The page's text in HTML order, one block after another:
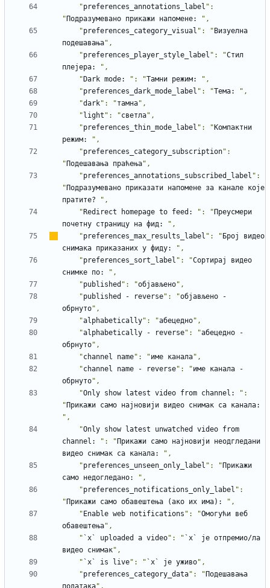
    "
preferences_annotations_label ":
" Подразумевано прикажи напомене:
    "
preferences_category_visual ": " Визуелна
подешавања
    "
preferences_player_style_label ": "Стил
плејера:
    "
Dark mode: ": "Тамни режим:
    "
preferences_dark_mode_label ": "Тема:
    "
dark": "тамна
    "
light ": "светла
    "
preferences_thin_mode_label ": " Компактни
режим:
    "
preferences_category_subscription":
" Подешавања праћења
    "
preferences_annotations_subscribed_label ":
" Подразумевано приказати напомене за канале које
пратите?
    "
Redirect homepage to feed : ": " Преусмери
почетну страницу на фид:
    "
preferences_max_results_label ": " Број
видео
снимака приказаних у фиду:
    "
preferences_sort_label ": "Сортирај
видео
снимке по:
    "
published ": "објављено
    "
published - reverse": "објављено
-
обрнуто
    "
alphabetically": "абецедно
    "
alphabetically - reverse": "абецедно
-
обрнуто
    "
channel name": "име канала
    "
channel name - reverse": "име канала
-
обрнуто
    "
Only show latest video from channel :
":
" Прикажи само најновији видео снимак са канала:
    "
Only show latest unwatched video from
channel : ": " Прикажи само најновији неодгледани
видео снимак са канала:
    "
preferences_unseen_only_label ": " Прикажи
само недогледано:
    "
preferences_notifications_only_label ":
" Прикажи само обавештења (ако их има) :
    "
Enable web notifications ": "Омогући веб
обавештења
    "
`x` uploaded a video": " `x` је отпремио/ла
видео снимак
    "
`x` is live": " `x` је уживо
    "
preferences_category_data": " Подешавања